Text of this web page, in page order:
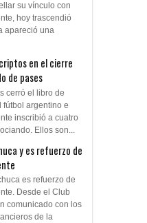
su vínculo con
hoy trascendió
apareció una
en el cierre
de pases
cerró el libro de
fútbol argentino e
inscribió a cuatro
Ellos son...
y es refuerzo de
es refuerzo de
Desde el Club
comunicado con los
de la